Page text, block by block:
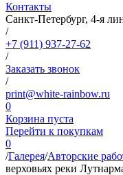
Контакты
Санкт-Петербург, 4-я
/
+7 (911) 937-27-62
/
Заказать звонок
/
print@white-rainbow.ru
0
Корзина пуста
Перейти к покупкам
0
/Галерея/Авторские
верховьях реки